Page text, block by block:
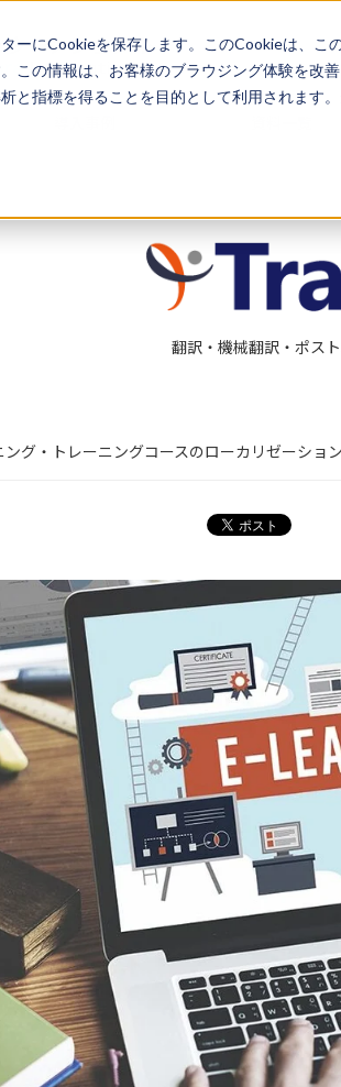
ーにCookieを保存します。このCookieは、こ
この情報は、お客様のブラウジング体験を改
と指標を得ることを目的として利用されます
翻訳・機械翻訳・ポス
ング・トレーニングコースのローカリゼーシ